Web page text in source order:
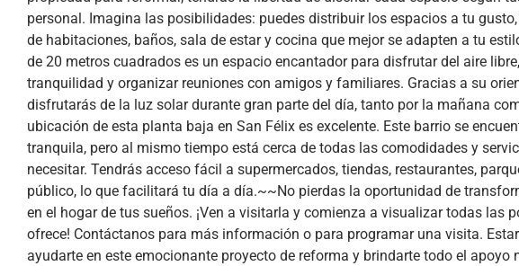
personal. Imagina las posibilidades: puedes distribuir los espacios a tu
de habitaciones, baños, sala de estar y cocina que mejor se adapten a tu
de 20 metros cuadrados es un espacio encantador para disfrutar del aire
tranquilidad y organizar reuniones con amigos y familiares. Gracias a su
disfrutarás de la luz solar durante gran parte del día, tanto por la mañana
ubicación de esta planta baja en San Félix es excelente. Este barrio se
tranquila, pero al mismo tiempo está cerca de todas las comodidades y
necesitar. Tendrás acceso fácil a supermercados, tiendas, restaurantes,
público, lo que facilitará tu día a día.~~No pierdas la oportunidad de
en el hogar de tus sueños. ¡Ven a visitarla y comienza a visualizar todas las
ofrece! Contáctanos para más información o para programar una visita.
ayudarte en este emocionante proyecto de reforma y brindarte todo el apoyo